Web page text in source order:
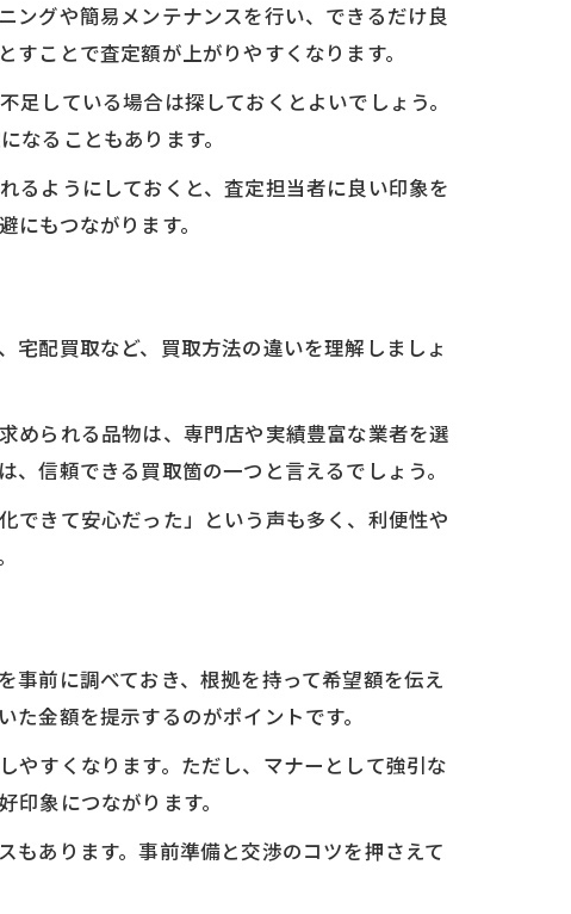
ングや簡易メンテナンスを行い、できるだけ良
ことで査定額が上がりやすくなります。
している場合は探しておくとよいでしょう。
ることもあります。
るようにしておくと、査定担当者に良い印象を
もつながります。
配買取など、買取方法の違いを理解しましょ
められる品物は、専門店や実績豊富な業者を選
信頼できる買取箇の一つと言えるでしょう。
できて安心だった」という声も多く、利便性や
前に調べておき、根拠を持って希望額を伝え
金額を提示するのがポイントです。
やすくなります。ただし、マナーとして強引な
象につながります。
あります。事前準備と交渉のコツを押さえて